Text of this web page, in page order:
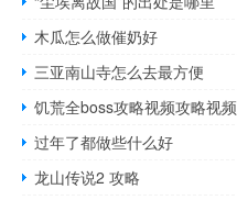
木瓜怎么做催奶好
三亚南山寺怎么去最方便
饥荒全boss攻略视频攻略视频
过年了都做些什么好
龙山传说2 攻略